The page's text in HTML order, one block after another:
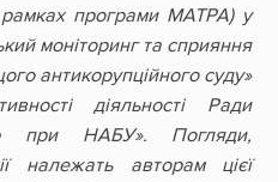
рамках програми МАТРА) у
моніторинг та сприяння
антикорупційного суду»
діяльності Ради
при НАБУ». Погляди,
належать авторам цієї